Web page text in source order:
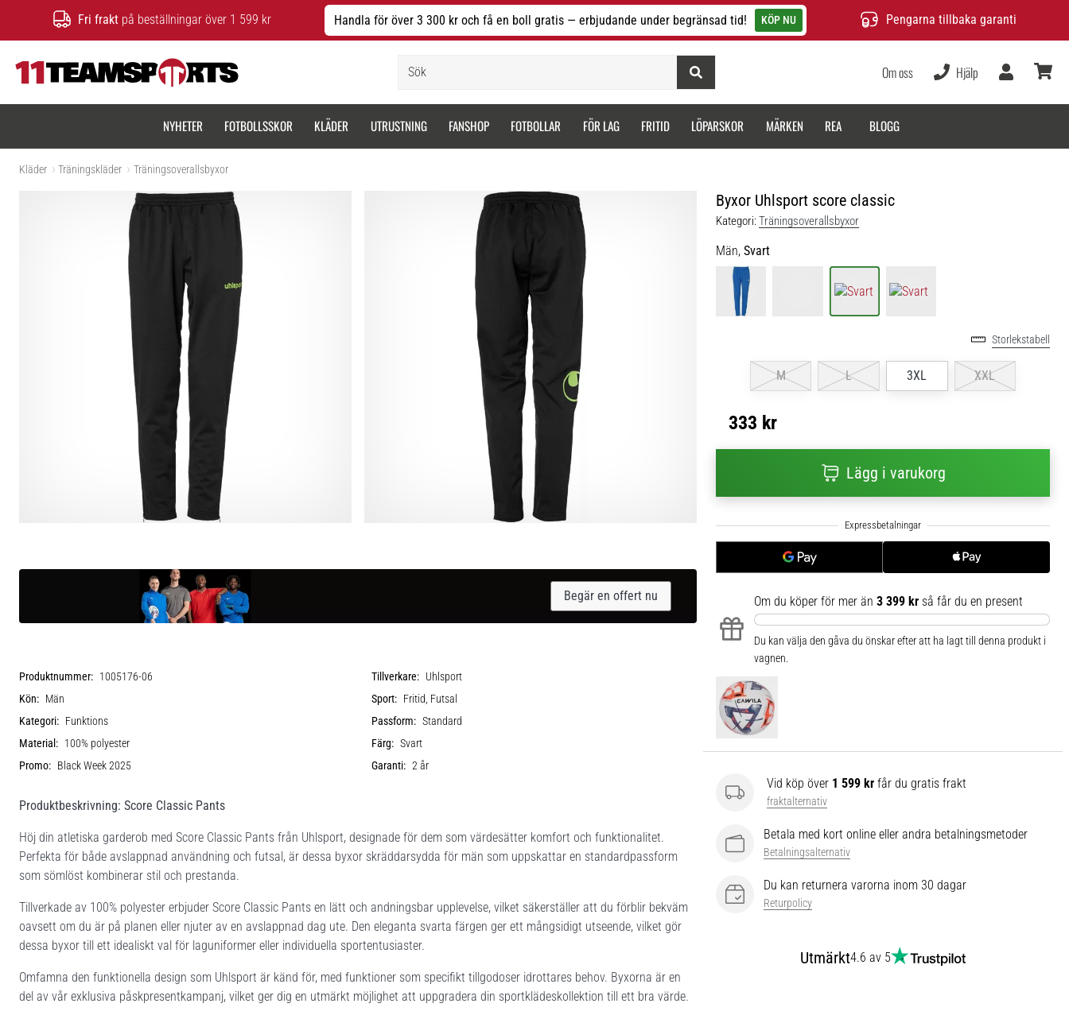
Fri frakt på beställningar över 1 599 kr Handla för över 3 300 kr och få en boll gratis — erbjudande under begränsad tid! KÖP NU Pengarna tillbaka garanti
Om oss Hjälp
NYHETER FOTBOLLSSKOR KLÄDER UTRUSTNING FANSHOP FOTBOLLAR FÖR LAG FRITID LÖPARSKOR MÄRKEN REA BLOGG
Kläder Träningskläder Träningsoverallsbyxor
Byxor Uhlsport score classic
Kategori:Träningsoverallsbyxor
Män, Svart
Storlekstabell
M L 3XL XXL
333 kr
Lägg i varukorg
Om du köper för mer än 3 399 kr så får du en present
Du kan välja den gåva du önskar efter att ha lagt till denna produkt i
vagnen.
Vid köp över 1 599 kr får du gratis frakt
fraktalternativ
Betala med kort online eller andra betalningsmetoder
Betalningsalternativ
Du kan returnera varorna inom 30 dagar
Returpolicy
Utmärkt4.6 av 5
Begär en offert nu
Produktnummer: 1005176-06 Tillverkare: Uhlsport
Kön: Män Sport: Fritid, Futsal
Kategori: Funktions Passform: Standard
Material: 100% polyester Färg: Svart
Promo: Black Week 2025 Garanti: 2 år
Produktbeskrivning: Score Classic Pants
Höj din atletiska garderob med Score Classic Pants från Uhlsport, designade för dem som värdesätter komfort och funktionalitet.
Perfekta för både avslappnad användning och futsal, är dessa byxor skräddarsydda för män som uppskattar en standardpassform
som sömlöst kombinerar stil och prestanda.
Tillverkade av 100% polyester erbjuder Score Classic Pants en lätt och andningsbar upplevelse, vilket säkerställer att du förblir bekväm
oavsett om du är på planen eller njuter av en avslappnad dag ute. Den eleganta svarta färgen ger ett mångsidigt utseende, vilket gör
dessa byxor till ett idealiskt val för laguniformer eller individuella sportentusiaster.
Omfamna den funktionella design som Uhlsport är känd för, med funktioner som specifikt tillgodoser idrottares behov. Byxorna är en
del av vår exklusiva påskpresentkampanj, vilket ger dig en utmärkt möjlighet att uppgradera din sportklädeskollektion till ett bra värde.